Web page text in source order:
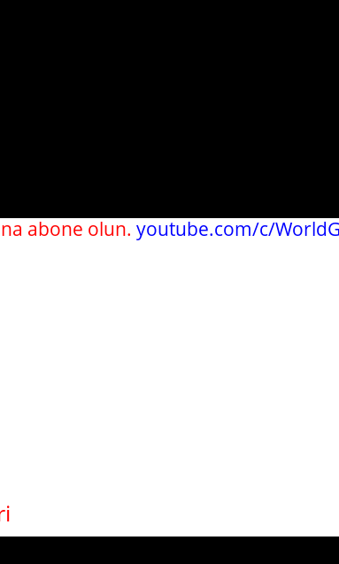
abone olun. youtube.com/c/